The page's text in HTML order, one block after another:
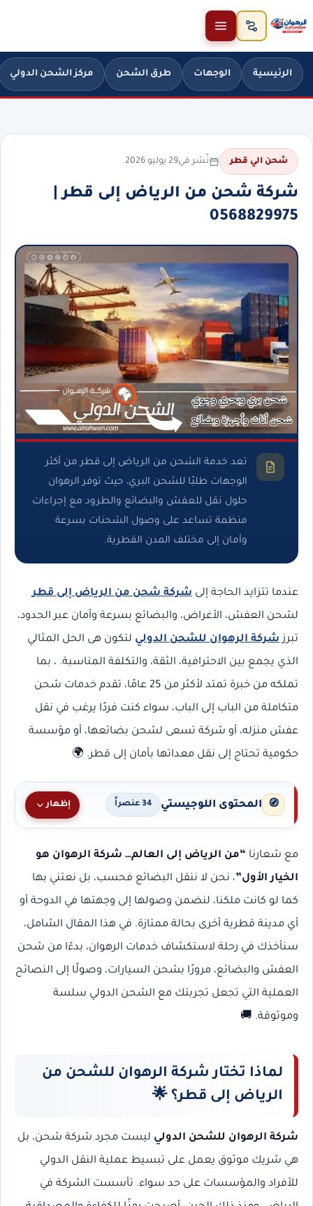
تخطَّ إلى المحتوى
الرئيسية الوجهات طرق الشحن مركز الشحن الدولي
شحن الي قطر نُشر في29 يوليو 2026
شركة شحن من الرياض إلى قطر |
0568829975
تعد خدمة الشحن من الرياض إلى قطر من أكثر
الوجهات طلبًا للشحن البري، حيث توفر الرهوان
حلول نقل للعفش والبضائع والطرود مع إجراءات
منظمة تساعد على وصول الشحنات بسرعة
وأمان إلى مختلف المدن القطرية.
عندما تتزايد الحاجة إلى شركة شحن من الرياض إلى قطر
لشحن العفش، الأغراض، والبضائع بسرعة وأمان عبر الحدود،
تبرز شركة الرهوان للشحن الدولي لتكون هى الحل المثالي
الذي يجمع بين الاحترافية، الثقة، والتكلفة المناسبة. ، بما
تملكه من خبرة تمتد لأكثر من 25 عامًا، تقدم خدمات شحن
متكاملة من الباب إلى الباب، سواء كنت فردًا يرغب في نقل
عفش منزله، أو شركة تسعى لشحن بضائعها، أو مؤسسة
حكومية تحتاج إلى نقل معداتها بأمان إلى قطر. 🌍
🧭 المحتوى اللوجيستي 34 عنصراً إظهار
مع شعارنا “من الرياض إلى العالم… شركة الرهوان هو
الخيار الأول”، نحن لا ننقل البضائع فحسب، بل نعتني بها
كما لو كانت ملكنا، لنضمن وصولها إلى وجهتها في الدوحة أو
أي مدينة قطرية أخرى بحالة ممتازة. في هذا المقال الشامل،
سنأخذك في رحلة لاستكشاف خدمات الرهوان، بدءًا من شحن
العفش والبضائع، مرورًا بشحن السيارات، وصولًا إلى النصائح
العملية التي تجعل تجربتك مع الشحن الدولي سلسة
وموثوقة. 🚚
لماذا تختار شركة الرهوان للشحن من
الرياض إلى قطر؟ 🌟
شركة الرهوان للشحن الدولي ليست مجرد شركة شحن، بل
هي شريك موثوق يعمل على تبسيط عملية النقل الدولي
للأفراد والمؤسسات على حد سواء. تأسست الشركة في